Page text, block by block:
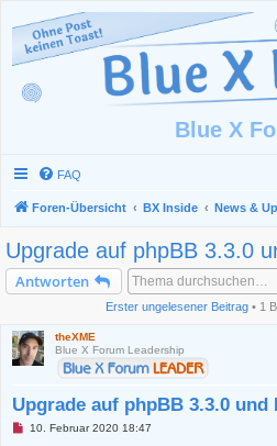
Blue X
FAQ
Foren-Übersicht BX Inside News &
Upgrade auf phpBB 3.3.0
Antworten
Erster ungelesener Beitrag • 1
theXME
Blue X Forum Leadership
Upgrade auf phpBB 3.3.0 und
U10. Februar 2020 18:47